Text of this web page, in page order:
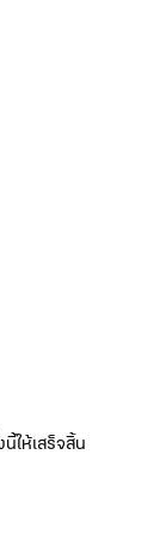
ให้เสร็จสิ้น